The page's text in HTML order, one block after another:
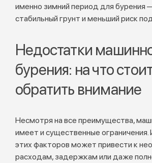
именно зимний период для бурения
стабильный грунт и меньший риск
Недостатки
бурения: на что
обратить внимание
Несмотря на все преимущества,
имеет и существенные ограничения.
этих факторов может привести к
расходам, задержкам или даже